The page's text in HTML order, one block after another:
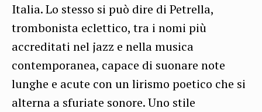
Italia. Lo stesso si può dire di Petrella,
trombonista eclettico, tra i nomi più
accreditati nel jazz e nella musica
contemporanea, capace di suonare note
lunghe e acute con un lirismo poetico che si
alterna a sfuriate sonore. Uno stile